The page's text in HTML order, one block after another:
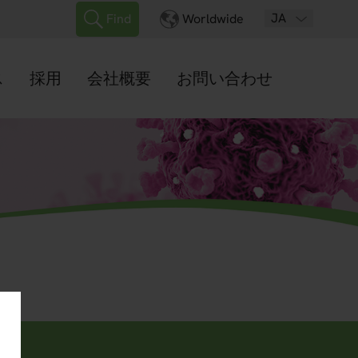
Find Worldwide JA
採用 会社概要 お問い合わせ